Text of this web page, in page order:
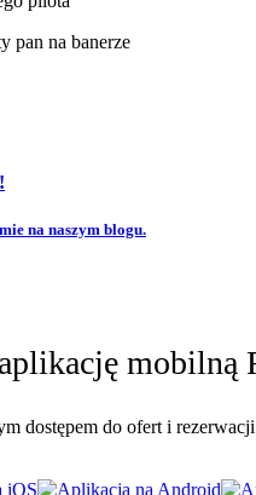
na naszym blogu.
mobilną
dostępem do ofert i